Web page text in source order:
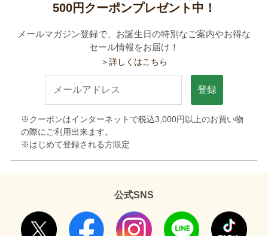
500円クーポンプレゼント中！
メールマガジン登録で、お誕生日の特別なご案内やお得な
セール情報をお届け！
＞詳しくはこちら
登録
※クーポンはインターネットで税込3,000円以上のお買い物
の際にご利用出来ます。
※はじめて登録される方限定
公式SNS